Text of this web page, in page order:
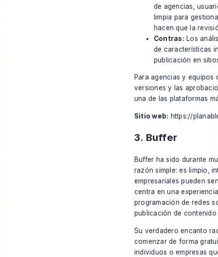
de agencias,
limpia para
hacen que la
Contras: Los
de características
publicación en
Para agencias y
versiones y las
una de las plataformas
Sitio web: https://
3. Buffer
Buffer ha sido durante
razón simple: es limpio,
empresariales pueden
centra en una
programación de redes
publicación de
Su verdadero encanto
comenzar de forma
individuos o empresas